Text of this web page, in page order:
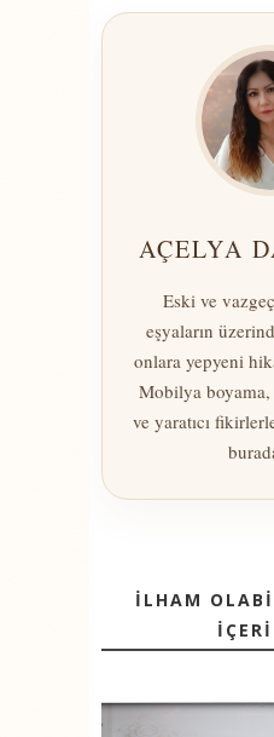
AÇELYA
Eski ve
eşyaların
onlara yepyeni
Mobilya
ve yaratıcı
İLHAM